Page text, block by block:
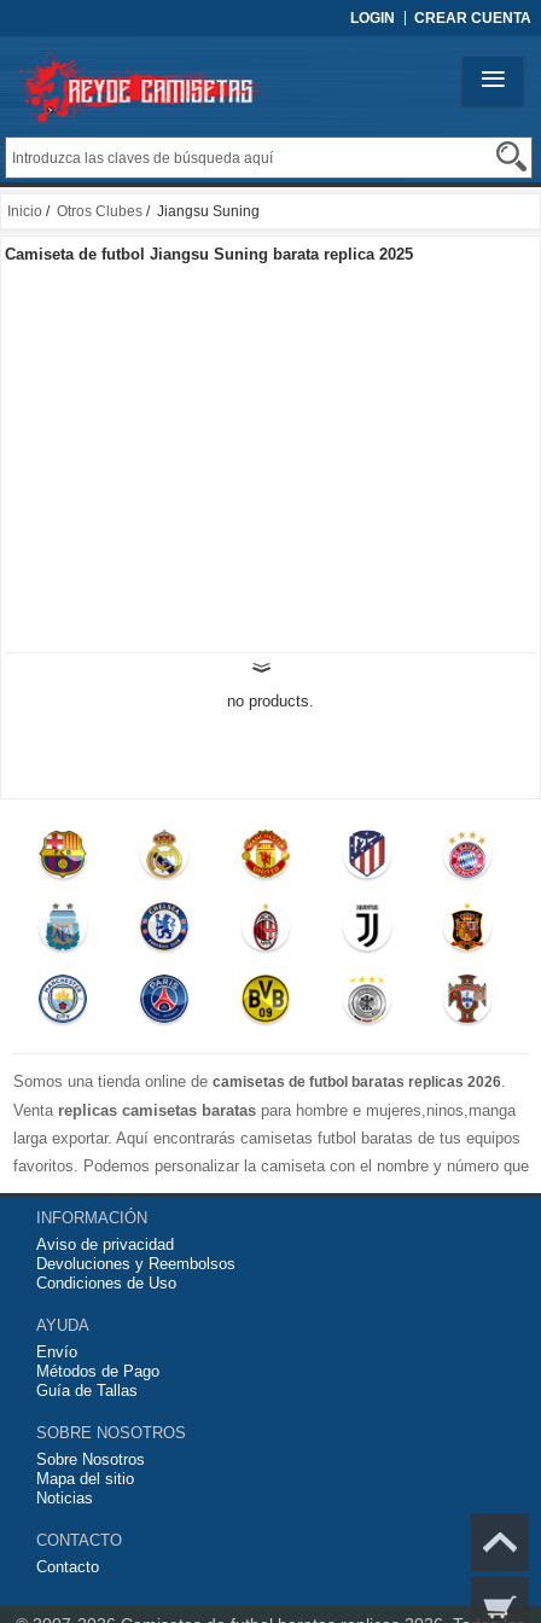
LOGIN CREAR CUENTA
Inicio / Otros Clubes / Jiangsu Suning
Camiseta de futbol Jiangsu Suning barata replica 2025
no products.
Somos una tienda online de camisetas de futbol baratas replicas 2026.
Venta replicas camisetas baratas para hombre e mujeres,ninos,manga
larga exportar. Aquí encontrarás camisetas futbol baratas de tus equipos
favoritos. Podemos personalizar la camiseta con el nombre y número que
quieras. Nuestrascamisetas de futbol replicasson de máxima calidad
tailandesa por lo que estamos convencidos que quedarás muy satisfecho
con ella. Estas camisetas tienen un tejido transpirable por lo que te
servirán para jugar al fútbol o simplemente para animar a tu equipo
contáctanos y haremos lo posible para conseguirtela lo más barata
posible.
INFORMACIÓN
Aviso de privacidad
Devoluciones y Reembolsos
Condiciones de Uso
AYUDA
Envío
Métodos de Pago
Guía de Tallas
SOBRE NOSOTROS
Sobre Nosotros
Mapa del sitio
Noticias
CONTACTO
Contacto